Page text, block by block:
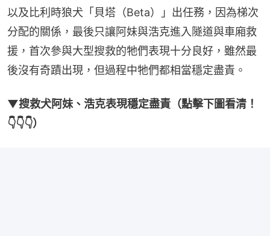
以及比利時狼犬「貝塔（Beta）」出任務，因為梯次
分配的關係，最後只讓阿妹與浩克進入隧道與車廂救
援，首次參與大型搜救的牠們表現十分良好，雖然最
後沒有奇蹟出現，但過程中牠們都相當穩定盡責。
▼搜救犬阿妹、浩克表現穩定盡責（點擊下圖看清！
👇👇👇）